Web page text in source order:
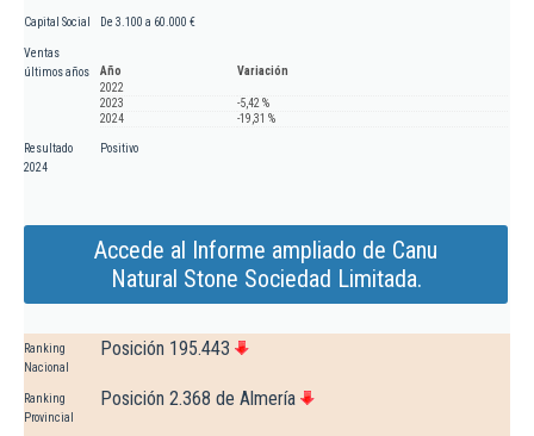
Capital Social De 3.100 a 60.000 €
Ventas
últimos años
Año
Variación
2022
2023
-5,42 %
2024
-19,31 %
Resultado
2024
Positivo
Accede al Informe ampliado de Canu
Natural Stone Sociedad Limitada.
Ranking
Nacional
Posición 195.443
Ranking
Provincial
Posición 2.368 de Almería